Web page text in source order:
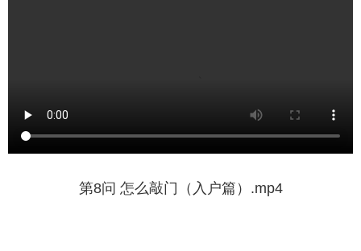
第8问 怎么敲门（入户篇）.mp4